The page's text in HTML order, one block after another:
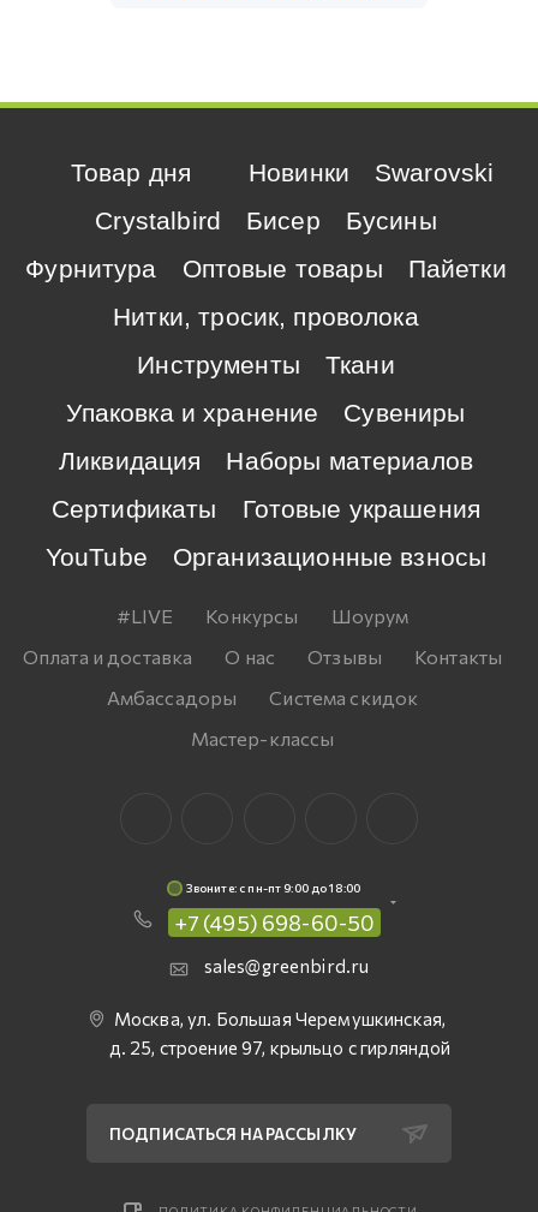
Товар дня Новинки
Swarovski
Crystalbird
Бисер
Бусины
Фурнитура
Оптовые товары
Пайетки
Нитки, тросик, проволока
Инструменты
Ткани
Упаковка и хранение
Сувениры
Ликвидация
Наборы материалов
Сертификаты
Готовые украшения
YouTube
Организационные взносы
#LIVE Конкурсы
Шоурум
Оплата и доставка
О нас Отзывы
Контакты
Амбассадоры
Система скидок
Мастер-классы
Звоните: c пн-пт 9:00 до 18:00
+7 (495) 698-60-50
sales@greenbird.ru
Москва, ул. Большая Черемушкинская,
д. 25, строение 97, крыльцо с гирляндой
ПОДПИСАТЬСЯ НА РАССЫЛКУ